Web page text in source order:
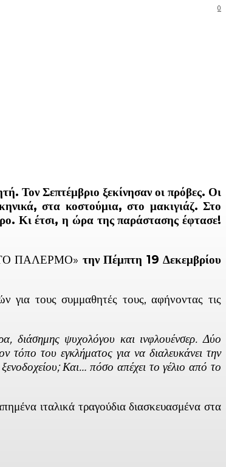
0
Τον Σεπτέμβριο ξεκίνησαν οι πρόβες. Οι
στα κοστούμια, στο μακιγιάζ. Στο
Κι έτσι, η ώρα της παράστασης έφτασε!
ΣΤΟ ΠΑΛΕΡΜΟ» την Πέμπτη 19 Δεκεμβρίου
τους συμμαθητές τους, αφήνοντας τις
διάσημης ψυχολόγου και ινφλουένσερ. Δύο
τόπο του εγκλήματος για να διαλευκάνει την
Και… πόσο απέχει το γέλιο από το
ιταλικά τραγούδια διασκευασμένα στα